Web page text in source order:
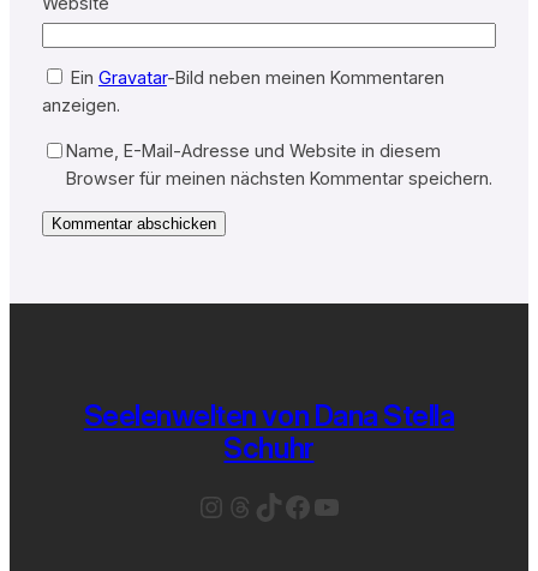
Ein Gravatar-Bild neben meinen Kommentaren
anzeigen.
Name, E-Mail-Adresse und Website in diesem
Browser für meinen nächsten Kommentar speichern.
Seelenwelten von Dana Stella
Schuhr
Instagram
Threads
TikTok
Facebook
YouTube